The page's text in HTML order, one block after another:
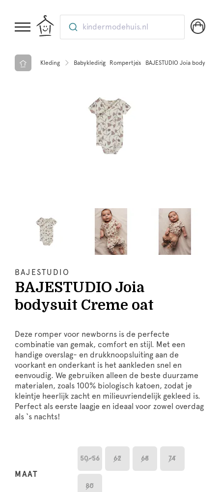
kindermodehuis.nl
Kleding Babykleding Rompertjes BAJESTUDIO Joia bodysuit
BAJESTUDIO
BAJESTUDIO Joia
bodysuit Creme oat
Deze romper voor newborns is de perfecte
combinatie van gemak, comfort en stijl. Met een
handige overslag- en drukknoopsluiting aan de
voorkant en onderkant is het aankleden snel en
eenvoudig. We gebruiken alleen de beste duurzame
materialen, zoals 100% biologisch katoen, zodat je
kleintje heerlijk zacht en milieuvriendelijk gekleed is.
Perfect als eerste laagje en ideaal voor zowel overdag
als ‘s nachts!
MAAT
50-56 62 68 74
80